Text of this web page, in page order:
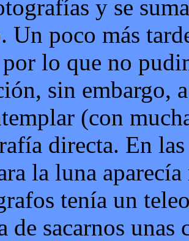
y se
Un poco más
lo que no
sin embargo,
(con
directa. En
la luna
tenía un
de sacarnos unas